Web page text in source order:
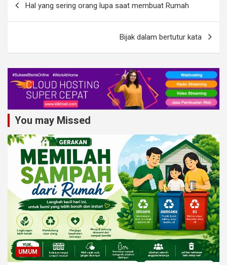
k
Hal yang sering orang lupa saat membuat Rumah
Bijak dalam bertutur kata
You may Missed
UMUM